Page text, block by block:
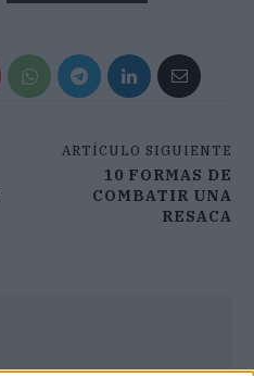
ARTÍCULO SIGUIENTE
10 FORMAS DE
COMBATIR UNA
RESACA